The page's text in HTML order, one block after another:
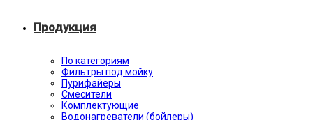
Продукция
По категориям
Фильтры под мойку
Пурифайеры
Смесители
Комплектующие
Водонагреватели (бойлеры)